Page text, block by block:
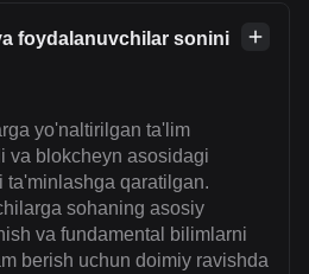
foydalanuvchilar sonini
yo'naltirilgan ta'lim
va blokcheyn asosidagi
ta'minlashga qaratilgan.
sohaning asosiy
va fundamental bilimlarni
berish uchun doimiy ravishda